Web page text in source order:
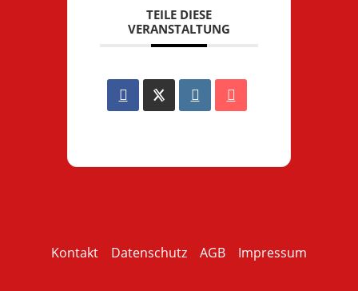
TEILE DIESE
VERANSTALTUNG
Kontakt Datenschutz AGB Impressum